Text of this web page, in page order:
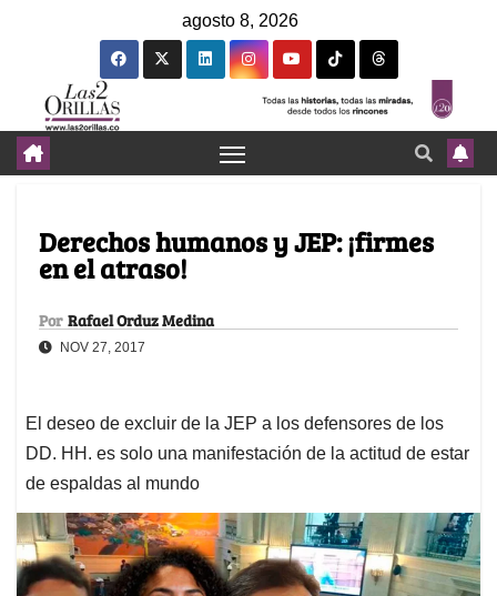
agosto 8, 2026
Derechos humanos y JEP: ¡firmes
en el atraso!
Por Rafael Orduz Medina
NOV 27, 2017
El deseo de excluir de la JEP a los defensores de los
DD. HH. es solo una manifestación de la actitud de estar
de espaldas al mundo